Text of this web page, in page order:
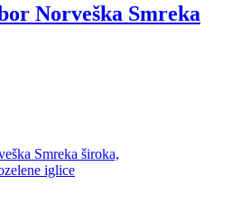
Norveška Smreka